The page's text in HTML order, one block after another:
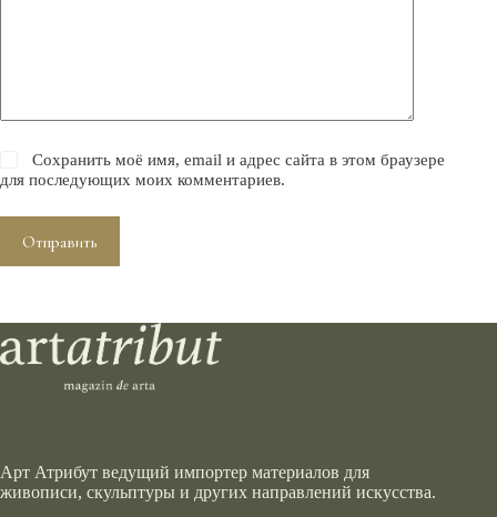
Сохранить моё имя, email и адрес сайта в этом браузере
для последующих моих комментариев.
Отправить
Арт Атрибут ведущий импортер материалов для
живописи, скульптуры и других направлений искусства.